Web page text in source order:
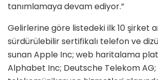
tanımlamaya devam ediyor.”
Gelirlerine göre listedeki ilk 10 şirket
sürdürülebilir sertifikalı telefon ve
sunan Apple Inc; web haritalama
Alphabet Inc; Deutsche Telekom AG;